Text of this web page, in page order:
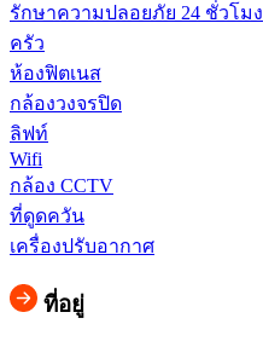
รักษาความปลอยภัย 24 ชั่วโมง
ครัว
ห้องฟิตเนส
กล้องวงจรปิด
ลิฟท์
Wifi
กล้อง CCTV
ที่ดูดควัน
เครื่องปรับอากาศ
ที่อยู่